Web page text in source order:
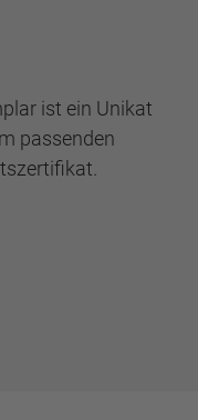
ist ein Unikat
passenden